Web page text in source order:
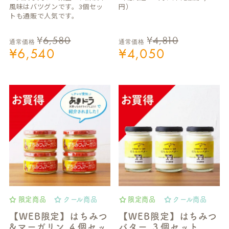
風味はバツグンです。3個セッ
トも通販で人気です。
通常価格 ¥6,580
¥6,540
円）
通常価格 ¥4,810
¥4,050
限定商品 クール商品
【WEB限定】はちみつ
限定商品 クール商品
【WEB限定】はちみつ